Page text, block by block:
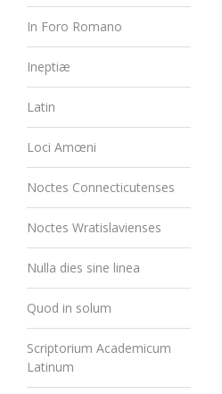
In Foro Romano
Ineptiæ
Latin
Loci Amœni
Noctes Connecticutenses
Noctes Wratislavienses
Nulla dies sine linea
Quod in solum
Scriptorium Academicum
Latinum